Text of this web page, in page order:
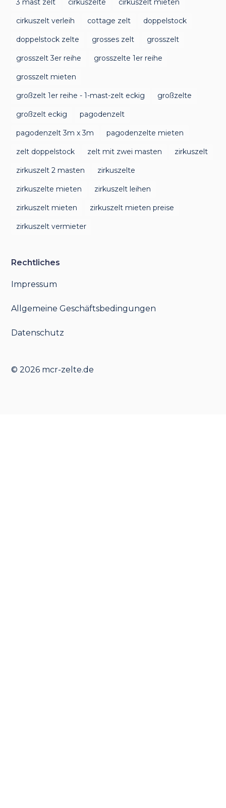
cirkuszelt verleih cottage zelt doppelstock
doppelstock zelte grosses zelt grosszelt
grosszelt 3er reihe grosszelte 1er reihe
grosszelt mieten
großzelt 1er reihe - 1-mast-zelt eckig großzelte
großzelt eckig pagodenzelt
pagodenzelt 3m x 3m pagodenzelte mieten
zelt doppelstock zelt mit zwei masten zirkuszelt
zirkuszelt 2 masten zirkuszelte
zirkuszelte mieten zirkuszelt leihen
zirkuszelt mieten zirkuszelt mieten preise
zirkuszelt vermieter
Rechtliches
Impressum
Allgemeine Geschäftsbedingungen
Datenschutz
© 2026 mcr-zelte.de